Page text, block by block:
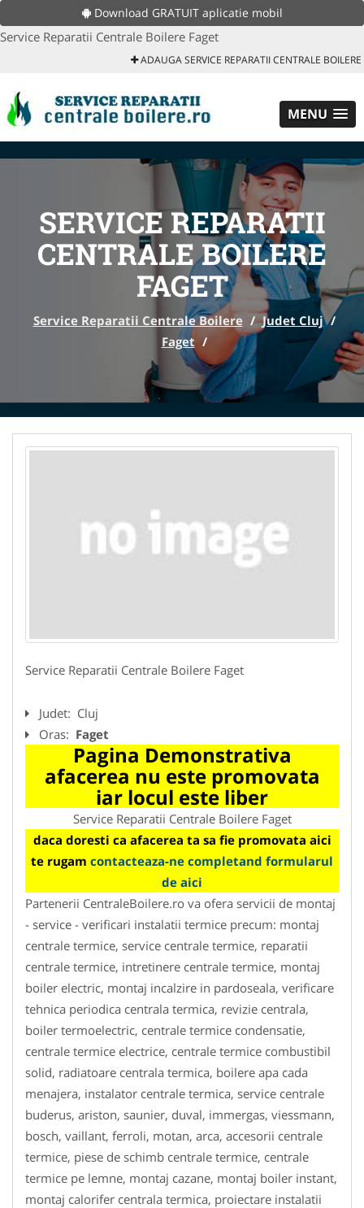
Download GRATUIT aplicatie mobil
Service Reparatii Centrale Boilere Faget
ADAUGA SERVICE REPARATII CENTRALE BOILERE
MENU
SERVICE REPARATII
CENTRALE BOILERE
FAGET
Service Reparatii Centrale Boilere / Judet Cluj /
Faget /
Service Reparatii Centrale Boilere Faget
Judet: Cluj
Oras: Faget
Pagina Demonstrativa
afacerea nu este promovata
iar locul este liber
Service Reparatii Centrale Boilere Faget
daca doresti ca afacerea ta sa fie promovata aici
te rugam contacteaza-ne completand formularul
de aici
Partenerii CentraleBoilere.ro va ofera servicii de montaj
- service - verificari instalatii termice precum: montaj
centrale termice, service centrale termice, reparatii
centrale termice, intretinere centrale termice, montaj
boiler electric, montaj incalzire in pardoseala, verificare
tehnica periodica centrala termica, revizie centrala,
boiler termoelectric, centrale termice condensatie,
centrale termice electrice, centrale termice combustibil
solid, radiatoare centrala termica, boilere apa cada
menajera, instalator centrale termica, service centrale
buderus, ariston, saunier, duval, immergas, viessmann,
bosch, vaillant, ferroli, motan, arca, accesorii centrale
termice, piese de schimb centrale termice, centrale
termice pe lemne, montaj cazane, montaj boiler instant,
montaj calorifer centrala termica, proiectare instalatii